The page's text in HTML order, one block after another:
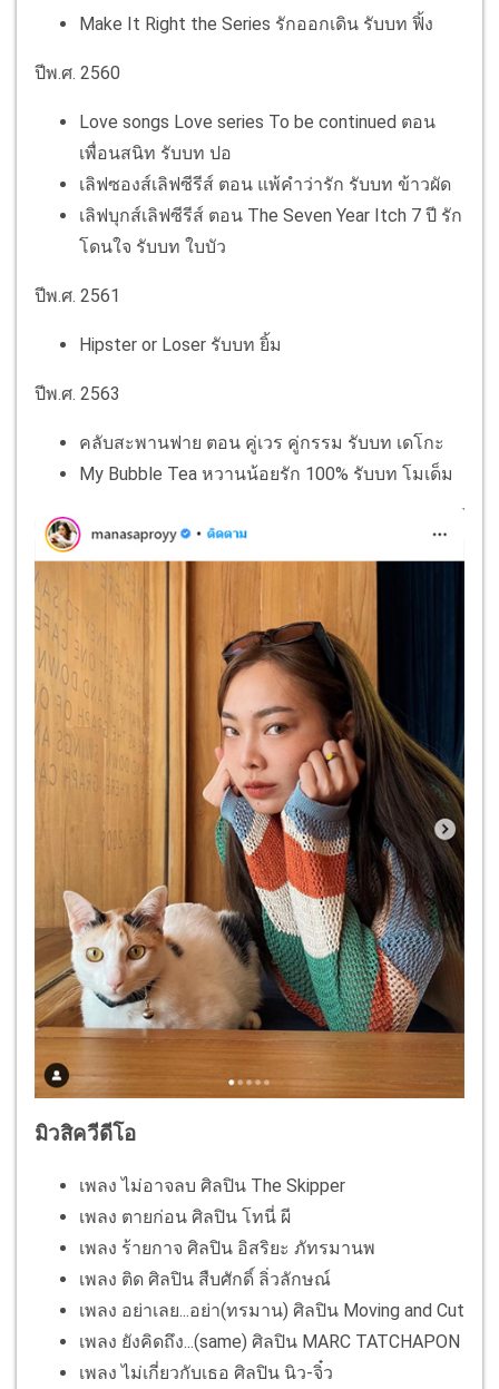
Make It Right the Series รักออกเดิน รับบท ฟิ้ง
ปีพ.ศ. 2560
Love songs Love series To be continued ตอน
เพื่อนสนิท รับบท ปอ
เลิฟซองส์เลิฟซีรีส์ ตอน แพ้คำว่ารัก รับบท ข้าวผัด
เลิฟบุกส์เลิฟซีรีส์ ตอน The Seven Year Itch 7 ปี รัก
โดนใจ รับบท ใบบัว
ปีพ.ศ. 2561
Hipster or Loser รับบท ยิ้ม
ปีพ.ศ. 2563
คลับสะพานฟาย ตอน คู่เวร คู่กรรม รับบท เดโกะ
My Bubble Tea หวานน้อยรัก 100% รับบท โมเด็ม
มิวสิควีดีโอ
เพลง ไม่อาจลบ ศิลปิน The Skipper
เพลง ตายก่อน ศิลปิน โทนี่ ผี
เพลง ร้ายกาจ ศิลปิน อิสริยะ ภัทรมานพ
เพลง ติด ศิลปิน สืบศักดิ์ ลิ่วลักษณ์
เพลง อย่าเลย...อย่า(ทรมาน) ศิลปิน Moving and Cut
เพลง ยังคิดถึง...(same) ศิลปิน MARC TATCHAPON
เพลง ไม่เกี่ยวกับเธอ ศิลปิน นิว-จิ๋ว